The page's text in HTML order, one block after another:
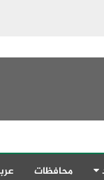
محافظات